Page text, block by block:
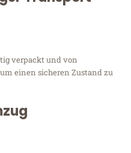
verpackt und von
einen sicheren Zustand zu